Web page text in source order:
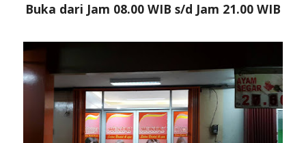
Buka dari Jam 08.00 WIB s/d Jam 21.00 WIB